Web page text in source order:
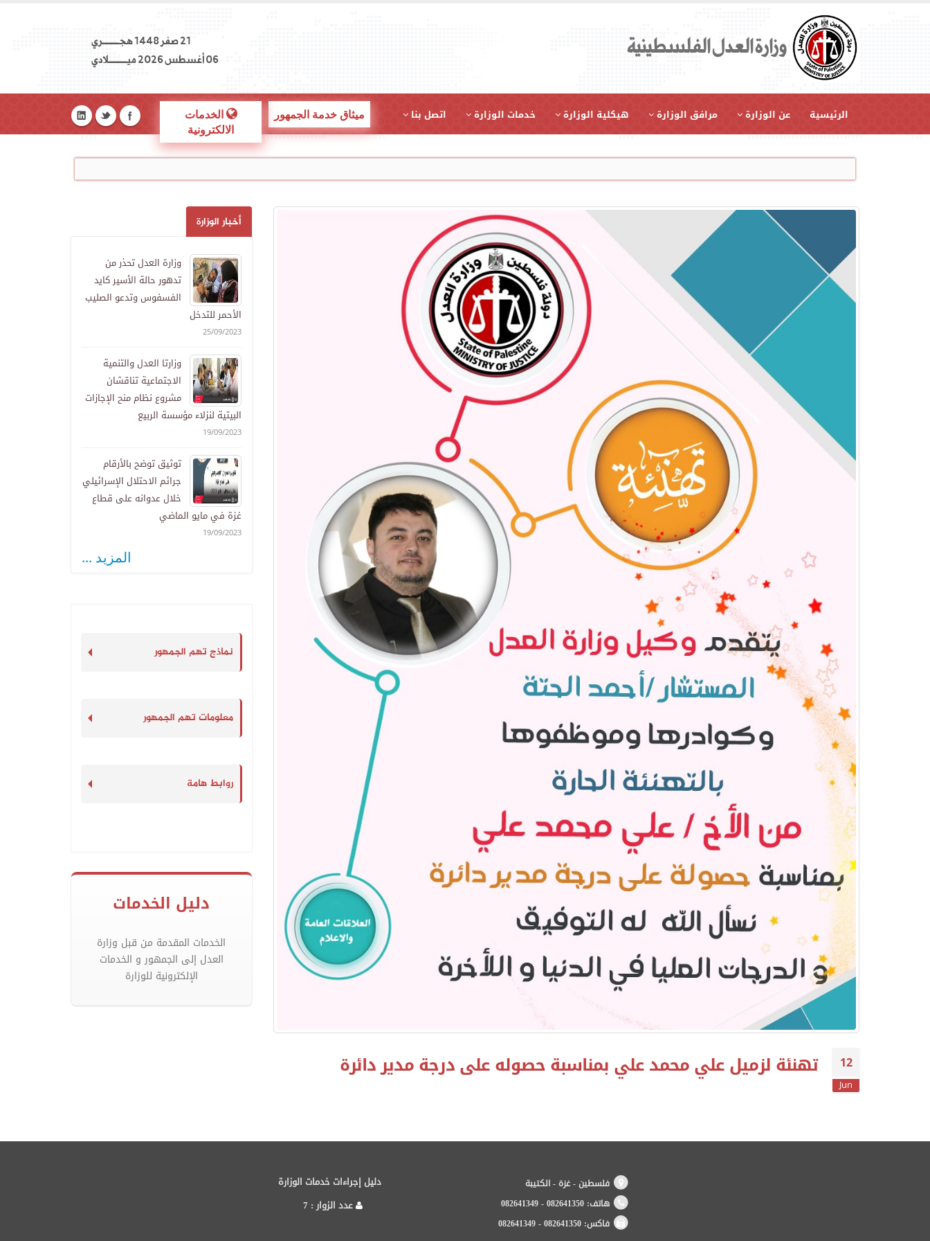
وزارة العدل الفلسطينية
21 صفر 1448 هجــــــــري
06 أغسطس 2026 ميـــــــــلادي
الرئيسية عن الوزارة مرافق الوزارة هيكلية الوزارة خدمات الوزارة اتصل بنا ميثاق خدمة الجمهور
الخدمات
الالكترونية
12
Jun
تهنئة لزميل علي محمد علي بمناسبة حصوله على درجة مدير دائرة
أخبار الوزارة
وزارة العدل تحذر من
تدهور حالة الأسير كايد
الفسفوس وتدعو الصليب
الأحمر للتدخل
25/09/2023
وزارتا العدل والتنمية
الاجتماعية تناقشان
مشروع نظام منح الإجازات
البيتية لنزلاء مؤسسة الربيع
19/09/2023
توثيق توضح بالأرقام
جرائم الاحتلال الإسرائيلي
خلال عدوانه على قطاع
غزة في مايو الماضي
19/09/2023
المزيد ...
نماذج تهم الجمهور
معلومات تهم الجمهور
روابط هامة
دليل الخدمات
الخدمات المقدمة من قبل وزارة
العدل إلى الجمهور و الخدمات
الإلكترونية للوزارة
فلسطين - غزة - الكتيبة
هاتف: 082641350 - 082641349
فاكس: 082641350 - 082641349
دليل إجراءات خدمات الوزارة
عدد الزوار : 7